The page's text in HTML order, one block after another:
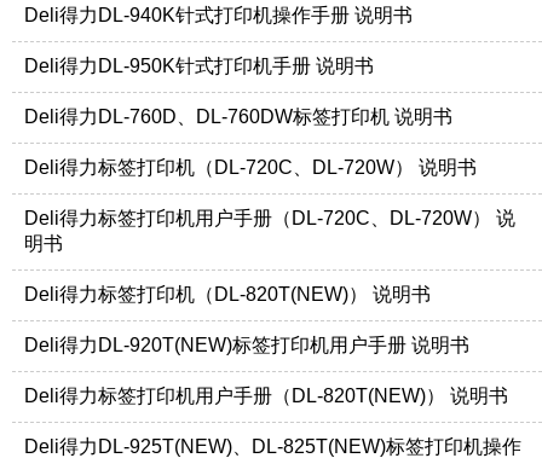
Deli得力DL-940K针式打印机操作手册 说明书
Deli得力DL-950K针式打印机手册 说明书
Deli得力DL-760D、DL-760DW标签打印机 说明书
Deli得力标签打印机（DL-720C、DL-720W） 说明书
Deli得力标签打印机用户手册（DL-720C、DL-720W） 说
明书
Deli得力标签打印机（DL-820T(NEW)） 说明书
Deli得力DL-920T(NEW)标签打印机用户手册 说明书
Deli得力标签打印机用户手册（DL-820T(NEW)） 说明书
Deli得力DL-925T(NEW)、DL-825T(NEW)标签打印机操作